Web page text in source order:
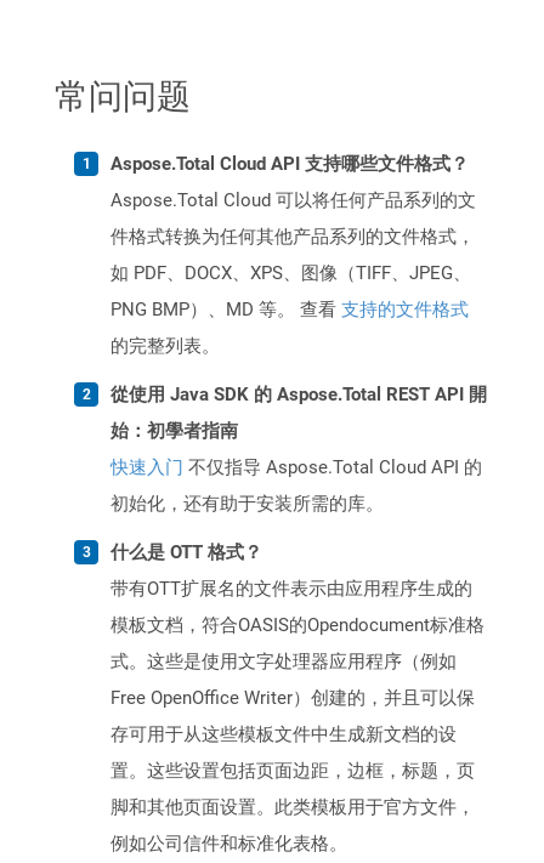
常问问题
Aspose.Total Cloud API 支持哪些文件格式？
Aspose.Total Cloud 可以将任何产品系列的文
件格式转换为任何其他产品系列的文件格式，
如 PDF、DOCX、XPS、图像（TIFF、JPEG、
PNG BMP）、MD 等。 查看 支持的文件格式
的完整列表。
從使用 Java SDK 的 Aspose.Total REST API 開
始：初學者指南
快速入门 不仅指导 Aspose.Total Cloud API 的
初始化，还有助于安装所需的库。
什么是 OTT 格式？
带有OTT扩展名的文件表示由应用程序生成的
模板文档，符合OASIS的Opendocument标准格
式。这些是使用文字处理器应用程序（例如
Free OpenOffice Writer）创建的，并且可以保
存可用于从这些模板文件中生成新文档的设
置。这些设置包括页面边距，边框，标题，页
脚和其他页面设置。此类模板用于官方文件，
例如公司信件和标准化表格。